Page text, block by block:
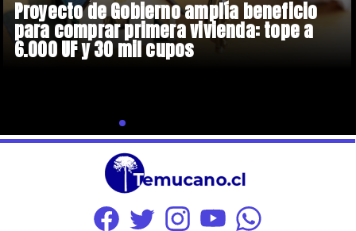
Proyecto de Gobierno amplía beneficio
para comprar primera vivienda: tope a
6.000 UF y 30 mil cupos